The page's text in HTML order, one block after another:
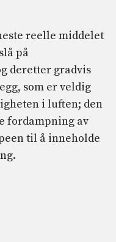
reelle middelet
på
deretter gradvis
som er veldig
i luften; den
fordampning av
til å inneholde